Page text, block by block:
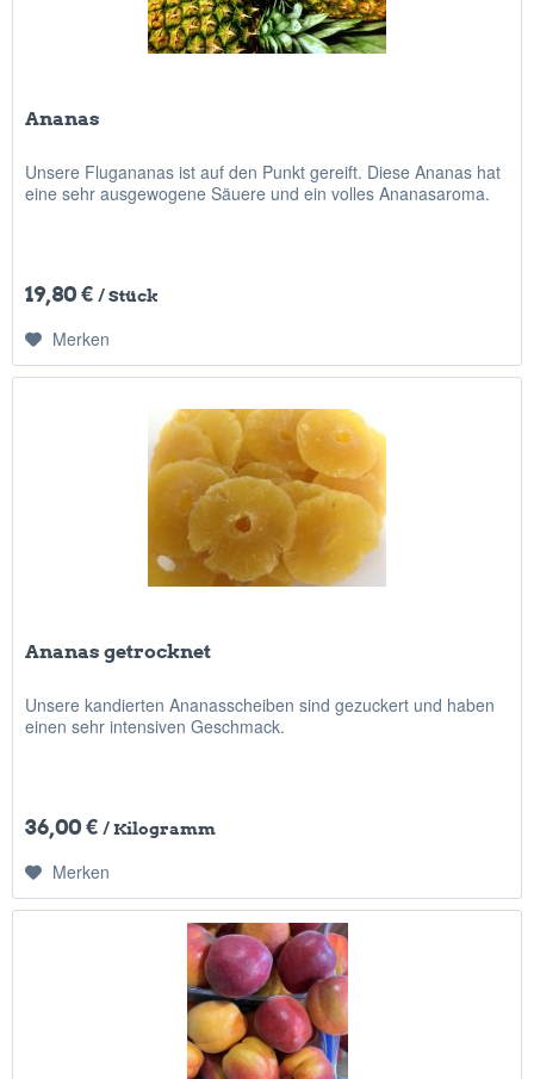
Ananas
Unsere Flugananas ist auf den Punkt gereift. Diese Ananas hat
eine sehr ausgewogene Säuere und ein volles Ananasaroma.
19,80 €/ Stück
Merken
Ananas getrocknet
Unsere kandierten Ananasscheiben sind gezuckert und haben
einen sehr intensiven Geschmack.
36,00 €/ Kilogramm
Merken